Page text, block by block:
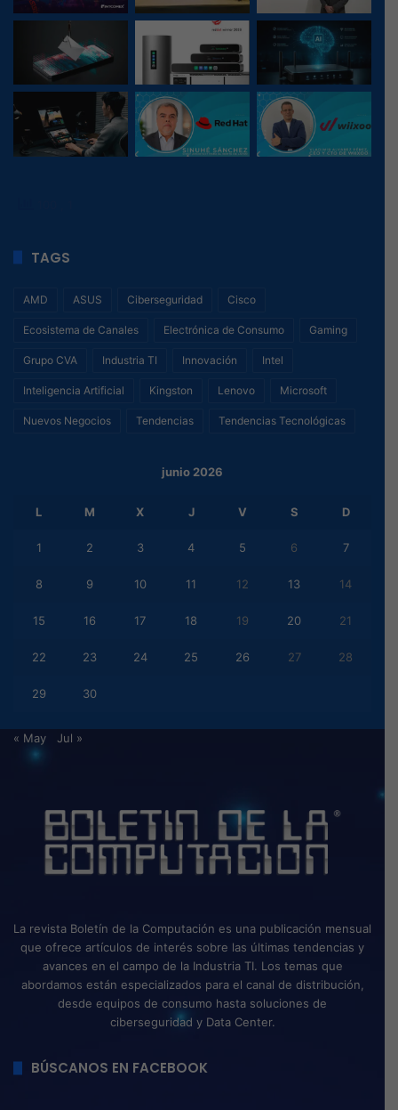
TAGS
AMD ASUS Ciberseguridad Cisco
Ecosistema de Canales Electrónica de Consumo Gaming
Grupo CVA Industria TI Innovación Intel
Inteligencia Artificial Kingston Lenovo Microsoft
Nuevos Negocios Tendencias Tendencias Tecnológicas
junio 2026
L M X J V S D
1 2 3 4 5 6 7
8 9 10 11 12 13 14
15 16 17 18 19 20 21
22 23 24 25 26 27 28
29 30
« May Jul »
La revista Boletín de la Computación es una publicación mensual
que ofrece artículos de interés sobre las últimas tendencias y
avances en el campo de la Industria TI. Los temas que
abordamos están especializados para el canal de distribución,
desde equipos de consumo hasta soluciones de
ciberseguridad y Data Center.
BÚSCANOS EN FACEBOOK